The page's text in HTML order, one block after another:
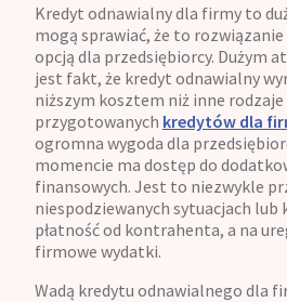
Kredyt odnawialny dla firmy to
mogą sprawiać, że to
opcją dla przedsiębiorcy. Dużym
jest fakt, że kredyt odnawialny
niższym kosztem niż inne rodzaje
przygotowanych kredytów dla
ogromna wygoda dla
momencie ma dostęp do
finansowych. Jest to niezwykle
niespodziewanych sytuacjach lub
płatność od kontrahenta, a na
firmowe wydatki.
Wadą kredytu odnawialnego dla